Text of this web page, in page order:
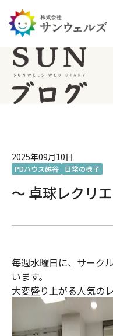
2025年09月10日
PDハウス越谷 日常の様子
～ 卓球レクリ
毎週水曜日に、サーク
います。
大変盛り上がる人気の